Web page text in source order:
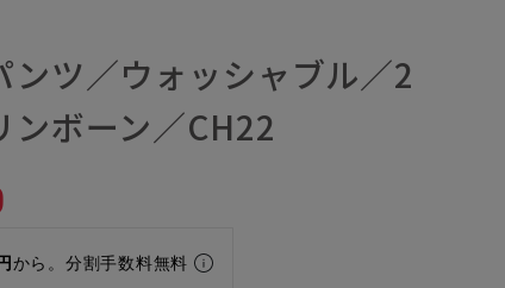
ンツ／ウォッシャブル／2
ンボーン／CH22
から。分割手数料無料